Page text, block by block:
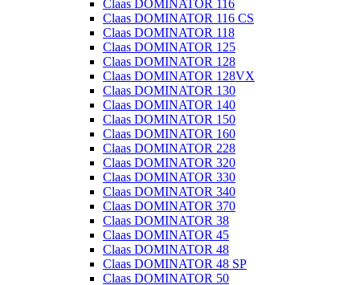
Claas DOMINATOR 116
Claas DOMINATOR 116 CS
Claas DOMINATOR 118
Claas DOMINATOR 125
Claas DOMINATOR 128
Claas DOMINATOR 128VX
Claas DOMINATOR 130
Claas DOMINATOR 140
Claas DOMINATOR 150
Claas DOMINATOR 160
Claas DOMINATOR 228
Claas DOMINATOR 320
Claas DOMINATOR 330
Claas DOMINATOR 340
Claas DOMINATOR 370
Claas DOMINATOR 38
Claas DOMINATOR 45
Claas DOMINATOR 48
Claas DOMINATOR 48 SP
Claas DOMINATOR 50